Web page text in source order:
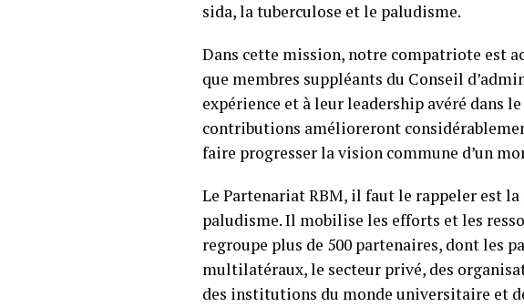
sida, la tuberculose et le paludisme.
Dans cette mission, notre compatriote est
que membres suppléants du Conseil
expérience et à leur leadership avéré dans
contributions amélioreront
faire progresser la vision commune d’un
Le Partenariat RBM, il faut le rappeler est
paludisme. Il mobilise les efforts et les
regroupe plus de 500 partenaires, dont les
multilatéraux, le secteur privé, des
des institutions du monde universitaire et